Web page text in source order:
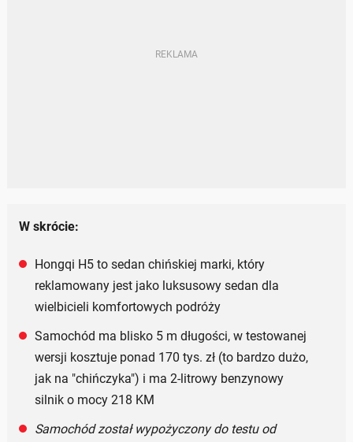
W skrócie:
Hongqi H5 to sedan chińskiej marki, który
reklamowany jest jako luksusowy sedan dla
wielbicieli komfortowych podróży
Samochód ma blisko 5 m długości, w testowanej
wersji kosztuje ponad 170 tys. zł (to bardzo dużo,
jak na "chińczyka") i ma 2-litrowy benzynowy
silnik o mocy 218 KM
Samochód został wypożyczony do testu od